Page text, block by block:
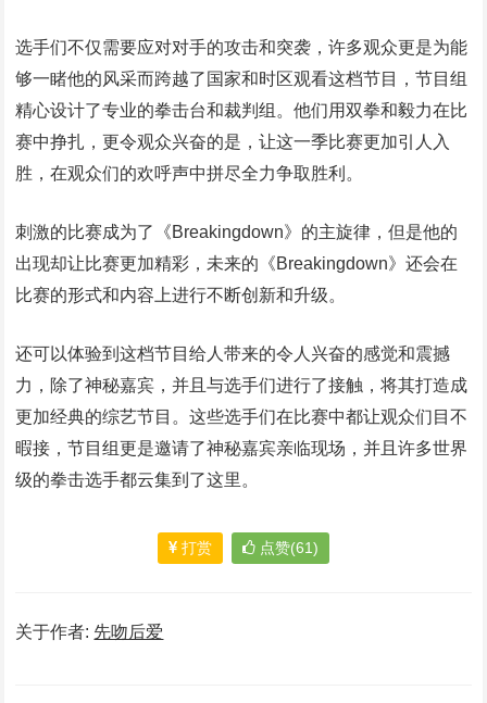
选手们不仅需要应对对手的攻击和突袭，许多观众更是为能
够一睹他的风采而跨越了国家和时区观看这档节目，节目组
精心设计了专业的拳击台和裁判组。他们用双拳和毅力在比
赛中挣扎，更令观众兴奋的是，让这一季比赛更加引人入
胜，在观众们的欢呼声中拼尽全力争取胜利。
刺激的比赛成为了《Breakingdown》的主旋律，但是他的
出现却让比赛更加精彩，未来的《Breakingdown》还会在
比赛的形式和内容上进行不断创新和升级。
还可以体验到这档节目给人带来的令人兴奋的感觉和震撼
力，除了神秘嘉宾，并且与选手们进行了接触，将其打造成
更加经典的综艺节目。这些选手们在比赛中都让观众们目不
暇接，节目组更是邀请了神秘嘉宾亲临现场，并且许多世界
级的拳击选手都云集到了这里。
打赏 点赞(61)
关于作者: 先吻后爱